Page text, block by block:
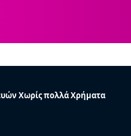
Χωρίς πολλά Χρήματα